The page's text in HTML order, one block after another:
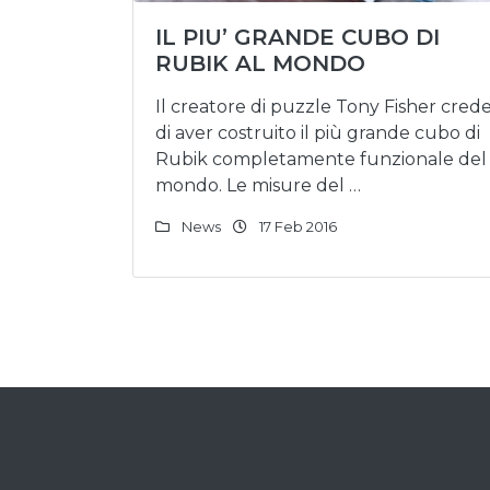
IL PIU’ GRANDE CUBO DI
RUBIK AL MONDO
Il creatore di puzzle Tony Fisher
di aver costruito il più grande cubo di
Rubik completamente funzionale del
mondo. Le misure del …
News 17 Feb 2016